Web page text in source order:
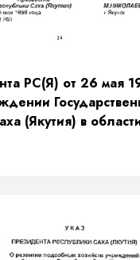
РС(Я) от 26 мая
(Якутия) в